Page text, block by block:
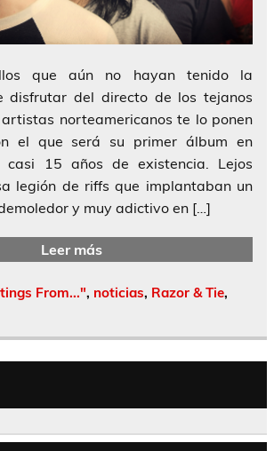
que aún no hayan tenido la
disfrutar del directo de los tejanos
norteamericanos te lo ponen
el que será su primer álbum en
casi 15 años de existencia. Lejos
legión de riffs que implantaban un
y muy adictivo en […]
Leer más
From...", noticias, Razor & Tie,